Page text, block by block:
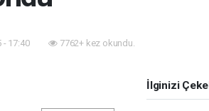
- 17:40 7762+ kez okundu.
İlginizi